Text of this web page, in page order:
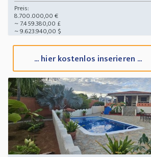
Preis:
8.700.000,00 €
~ 7.459.380,00 £
~ 9.623.940,00 $
... hier kostenlos inserieren ...